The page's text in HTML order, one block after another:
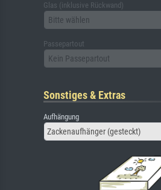
Glas (inklusive Rückwand)
Bitte wählen
Passepartout
Kein Passepartout
Sonstiges & Extras
Aufhängung
Zackenaufhänger (gesteckt)